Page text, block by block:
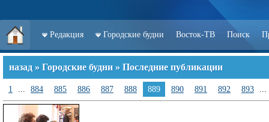
Редакция Городские будни Восток-ТВ Поиск
назад » Городские будни » Последние публикации
1 ... 884 885 886 887 888 889 890 891 892 893 ...